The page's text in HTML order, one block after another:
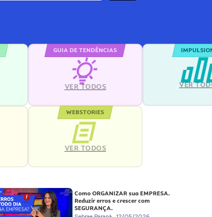
GUIA DE TENDÊNCIAS
VER TODOS VER
WEBSTORIES
VER TODOS
Como ORGANIZAR sua EMPRESA.
Reduzir erros e crescer com
SEGURANÇA.